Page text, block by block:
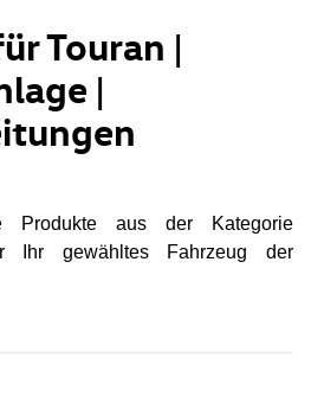
Touran |
|
aus der Kategorie
Ihr gewähltes Fahrzeug der